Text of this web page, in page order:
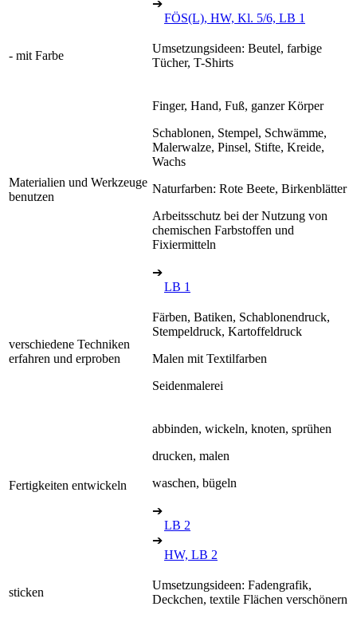
➔
FÖS(L), HW, Kl. 5/6, LB 1
- mit Farbe
Umsetzungsideen: Beutel, farbige
Tücher, T-Shirts
Materialien und Werkzeuge
benutzen
Finger, Hand, Fuß, ganzer Körper
Schablonen, Stempel, Schwämme,
Malerwalze, Pinsel, Stifte, Kreide,
Wachs
Naturfarben: Rote Beete, Birkenblätter
Arbeitsschutz bei der Nutzung von
chemischen Farbstoffen und
Fixiermitteln
➔
LB 1
verschiedene Techniken
erfahren und erproben
Färben, Batiken, Schablonendruck,
Stempeldruck, Kartoffeldruck
Malen mit Textilfarben
Seidenmalerei
Fertigkeiten entwickeln
abbinden, wickeln, knoten, sprühen
drucken, malen
waschen, bügeln
➔
LB 2
➔
HW, LB 2
sticken
Umsetzungsideen: Fadengrafik,
Deckchen, textile Flächen verschönern